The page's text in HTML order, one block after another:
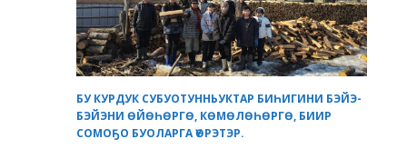
БУ КУРДУК СУБУОТУННЬУКТАР БИҺИГИНИ БЭЙЭ-
БЭЙЭНИ ӨЙӨҺӨРГӨ, КӨМӨЛӨҺӨРГӨ, БИИР
СОМОҔО БУОЛАРГА ҮӨРЭТЭР.